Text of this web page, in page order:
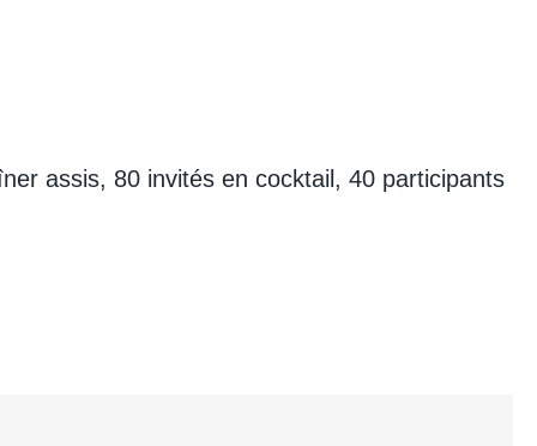
assis, 80 invités en cocktail, 40 participants